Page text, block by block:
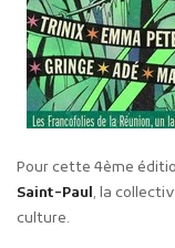
Pour cette 4ème
Saint-Paul, la
culture.